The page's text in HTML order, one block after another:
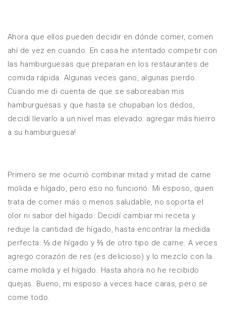
Ahora que ellos pueden decidir en dónde comer, comen
ahí de vez en cuando. En casa he intentado competir con
las hamburguesas que preparan en los restaurantes de
comida rápida. Algunas veces gano, algunas pierdo.
Cuando me di cuenta de que se saboreaban mis
hamburguesas y que hasta se chupaban los dedos,
decidí llevarlo a un nivel mas elevado: agregar más hierro
a su hamburguesa!
Primero se me ocurrió combinar mitad y mitad de carne
molida e hígado, pero eso no funcionó. Mi esposo, quien
trata de comer más o menos saludable, no soporta el
olor ni sabor del hígado. Decidí cambiar mi receta y
reduje la cantidad de hígado, hasta encontrar la medida
perfecta: ⅓ de hígado y ⅔ de otro tipo de carne. A veces
agrego corazón de res (es delicioso) y lo mezclo con la
carne molida y el hígado. Hasta ahora no he recibido
quejas. Bueno, mi esposo a veces hace caras, pero se
come todo.